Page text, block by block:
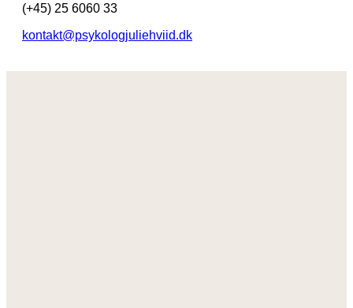
(+45) 25 6060 33
kontakt@psykologjuliehviid.dk